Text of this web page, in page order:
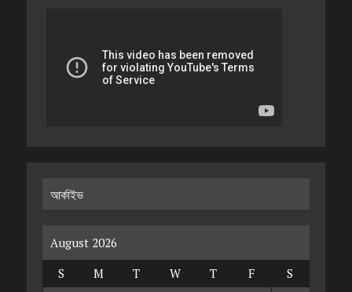
আর্কাইভ
August 2026
S
M T W T F S